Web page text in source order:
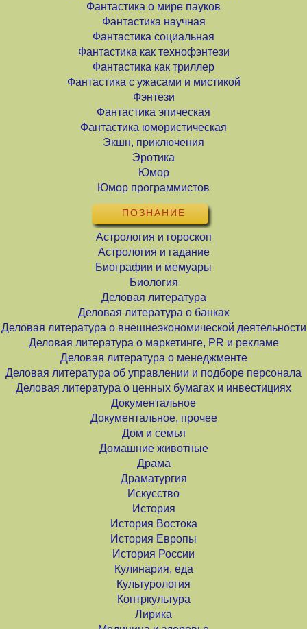
Фантастика о мире пауков
Фантастика научная
Фантастика социальная
Фантастика как технофэнтези
Фантастика как триллер
Фантастика с ужасами и мистикой
Фэнтези
Фантастика эпическая
Фантастика юмористическая
Экшн, приключения
Эротика
Юмор
Юмор программистов
ПОЗНАНИЕ
Астрология и гороскоп
Астрология и гадание
Биографии и мемуары
Биология
Деловая литература
Деловая литература о банках
Деловая литература о внешнеэкономической деятельности
Деловая литература о маркетинге, PR и рекламе
Деловая литература о менеджменте
Деловая литература об управлении и подборе персонала
Деловая литература о ценных бумагах и инвестициях
Документальное
Документальное, прочее
Дом и семья
Домашние животные
Драма
Драматургия
Искусство
История
История Востока
История Европы
История России
Кулинария, еда
Культурология
Контркультура
Лирика